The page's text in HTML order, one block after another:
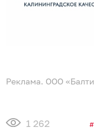
Реклама. ООО
1 262